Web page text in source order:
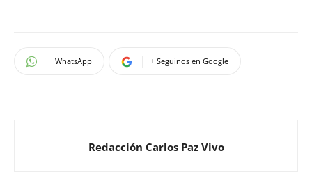
WhatsApp + Seguinos en Google
Redacción Carlos Paz Vivo